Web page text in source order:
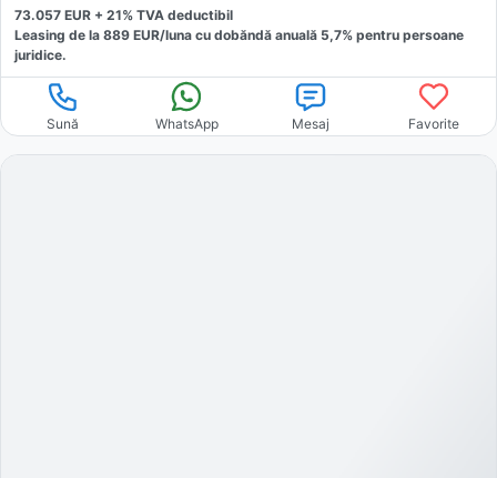
73.057 EUR + 21% TVA deductibil
Leasing de la 889 EUR/luna cu dobăndă anuală 5,7% pentru persoane
juridice.
Sună WhatsApp Mesaj Favorite